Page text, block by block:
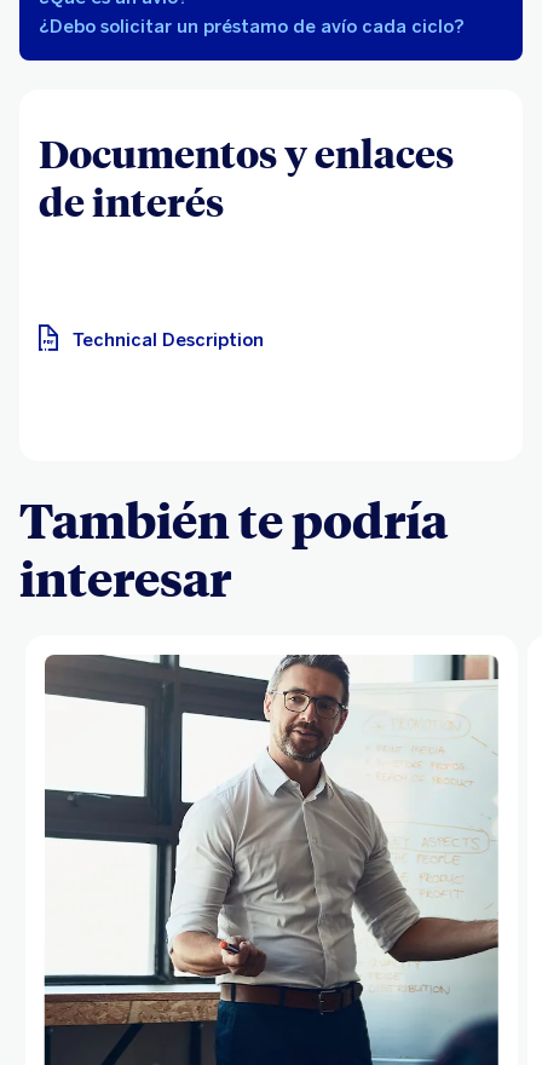
¿Debo solicitar un préstamo de avío cada ciclo?
Documentos y enlaces
de interés
Technical Description
También te podría
interesar